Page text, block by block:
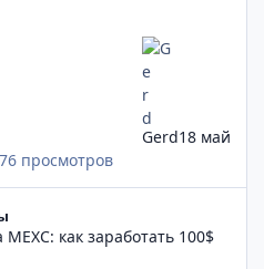
просмотров
Gerd18 май
как заработать 100$